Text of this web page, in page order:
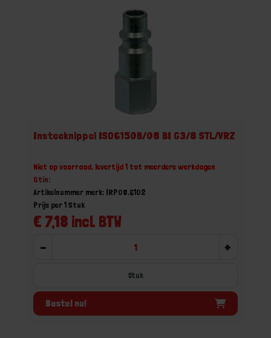
Insteeknippel ISO6150B/08 BI G3/8 STL/VRZ
Niet op voorraad, levertijd 1 tot meerdere werkdagen
Gtin:
Artikelnummer merk: IRP08.6102
€ 7,18 incl. BTW
Prijs per 1 Stuk
- +
Stuk
Bestel nu!